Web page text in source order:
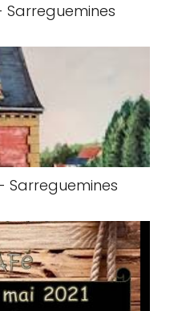
Sarreguemines